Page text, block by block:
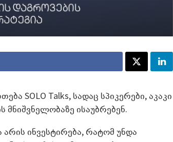
SOLO Talks, სადაც სპიკერები, აკაკი
მნიშვნელობაზე ისაუბრებენ.
ინვესტირება, რატომ უნდა